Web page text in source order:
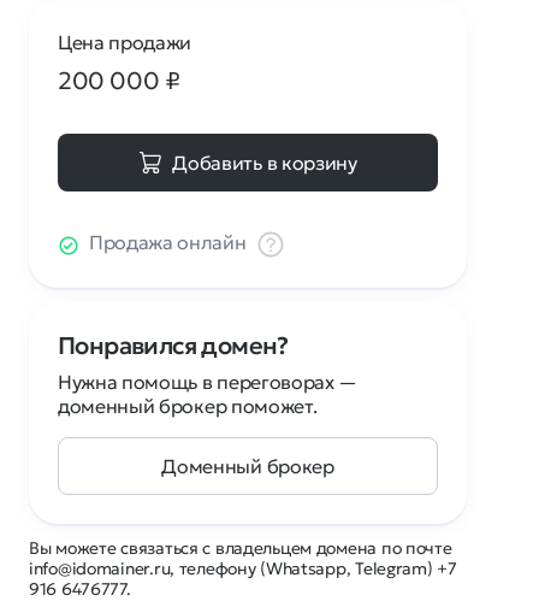
Вы можете связаться с владельцем домена по почте
info@idomainer.ru, телефону (Whatsapp, Telegram) +7
916 6476777.
Цена продажи
200 000 ₽
Добавить в корзину
Продажа онлайн
Понравился домен?
Нужна помощь в переговорах —
доменный брокер поможет.
Доменный брокер